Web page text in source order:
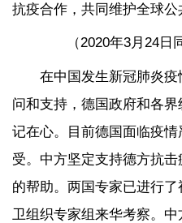
抗疫合作，共同维护全球公
（2020年3月24日
在中国发生新冠肺炎
问和支持，德国政府和各
记在心。目前德国面临疫
受。中方坚定支持德方抗
的帮助。两国专家已进行
卫组织专家组来华考察。